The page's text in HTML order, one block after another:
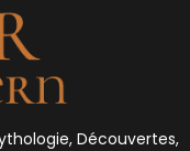
Découvertes,